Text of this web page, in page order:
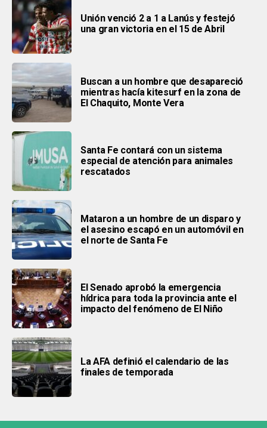
Unión venció 2 a 1 a Lanús y festejó
una gran victoria en el 15 de Abril
Buscan a un hombre que desapareció
mientras hacía kitesurf en la zona de
El Chaquito, Monte Vera
Santa Fe contará con un sistema
especial de atención para animales
rescatados
Mataron a un hombre de un disparo y
el asesino escapó en un automóvil en
el norte de Santa Fe
El Senado aprobó la emergencia
hídrica para toda la provincia ante el
impacto del fenómeno de El Niño
La AFA definió el calendario de las
finales de temporada